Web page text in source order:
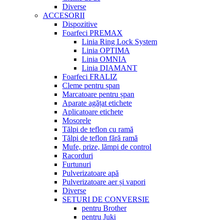
Diverse
ACCESORII
Dispozitive
Foarfeci PREMAX
Linia Ring Lock System
Linia OPTIMA
Linia OMNIA
Linia DIAMANT
Foarfeci FRALIZ
Cleme pentru șpan
Marcatoare pentru șpan
Aparate agățat etichete
Aplicatoare etichete
Mosorele
Tălpi de teflon cu ramă
Tălpi de teflon fără ramă
Mufe, prize, lămpi de control
Racorduri
Furtunuri
Pulverizatoare apă
Pulverizatoare aer și vapori
Diverse
SETURI DE CONVERSIE
pentru Brother
pentru Juki